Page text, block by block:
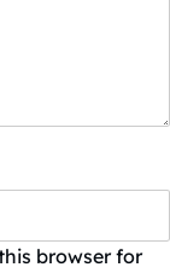
browser for